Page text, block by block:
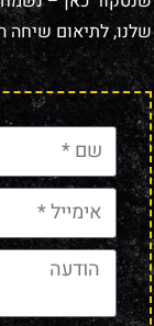
שלנו, לתיאום שיחה